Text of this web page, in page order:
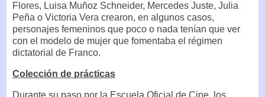
Flores, Luisa Muñoz Schneider, Mercedes Juste, Julia
Peña o Victoria Vera crearon, en algunos casos,
personajes femeninos que poco o nada tenían que ver
con el modelo de mujer que fomentaba el régimen
dictatorial de Franco.
Colección de prácticas
Durante su paso por la Escuela Oficial de Cine, los